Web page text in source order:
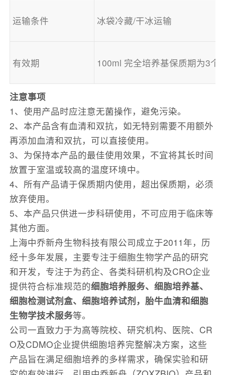
运输条件 冰袋冷藏/干冰运输
有效期 100ml 完全培养基保质期为3
注意事项
1、使用产品时应注意无菌操作，避免污染。
2、本产品含有血清和双抗，如无特别需要不用额外
再添加血清和双抗，可以直接使用。
3、为保持本产品的最佳使用效果，不宜将其长时间
放置于室温或较高的温度环境中。
4、所有产品请于保质期内使用，超出保质期，必须
放弃使用。
5、本产品只供进一步科研使用，不可应用于临床等
其他方面。
上海中乔新舟生物科技有限公司成立于2011年，历
经十多年发展，主要专注于细胞生物学产品的研究
和开发，专注于为药企、各类科研机构及CRO企业
提供符合标准规范的细胞培养服务、细胞培养基、
细胞检测试剂盒、细胞培养试剂，胎牛血清和细胞
生物学技术服务等。
公司一直致力于为高等院校、研究机构、医院、CR
O及CDMO企业提供细胞培养完整解决方案，这些
产品旨在满足细胞培养的多样需求，确保实验和研